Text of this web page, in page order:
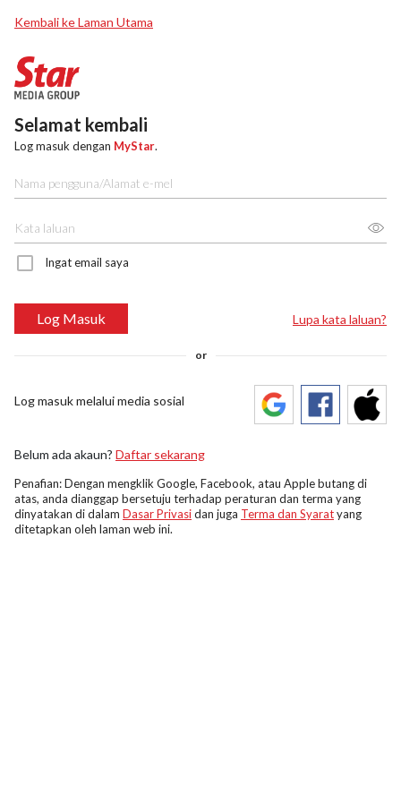
Kembali ke Laman Utama
Selamat kembali
Log masuk dengan MyStar.
Ingat email saya
Log Masuk Lupa kata laluan?
or
Log masuk melalui media sosial
Belum ada akaun? Daftar sekarang
Penafian: Dengan mengklik Google, Facebook, atau Apple butang di
atas, anda dianggap bersetuju terhadap peraturan dan terma yang
dinyatakan di dalam Dasar Privasidan juga Terma dan Syaratyang
ditetapkan oleh laman web ini.